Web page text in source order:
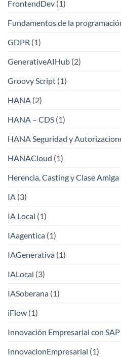
FrontendDev (1)
Fundamentos de la
GDPR (1)
GenerativeAIHub (2)
Groovy Script (1)
HANA (2)
HANA – CDS (1)
HANA Seguridad y
HANACloud (1)
Herencia, Casting y Clase Amiga
IA (3)
IA Local (1)
IAagentica (1)
IAGenerativa (1)
IALocal (3)
IASoberana (1)
iFlow (1)
Innovación Empresarial con SAP
InnovacionEmpresarial (1)